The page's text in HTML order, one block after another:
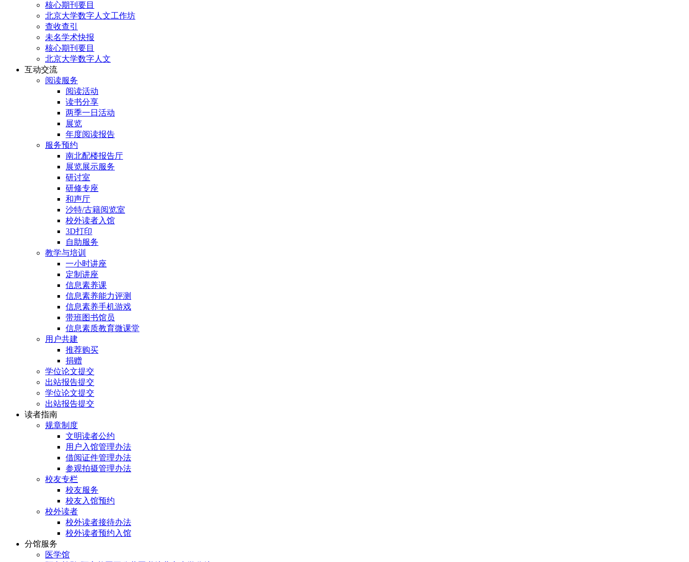
核心期刊要目
北京大学数字人文工作坊
查收查引
未名学术快报
核心期刊要目
北京大学数字人文
互动交流
阅读服务
阅读活动
读书分享
两季一日活动
展览
年度阅读报告
服务预约
南北配楼报告厅
展览展示服务
研讨室
研修专座
和声厅
沙特/古籍阅览室
校外读者入馆
3D打印
自助服务
教学与培训
一小时讲座
定制讲座
信息素养课
信息素养能力评测
信息素养手机游戏
带班图书馆员
信息素质教育微课堂
用户共建
推荐购买
捐赠
学位论文提交
出站报告提交
学位论文提交
出站报告提交
读者指南
规章制度
文明读者公约
用户入馆管理办法
借阅证件管理办法
参观拍摄管理办法
校友专栏
校友服务
校友入馆预约
校外读者
校外读者接待办法
校外读者预约入馆
分馆服务
医学馆